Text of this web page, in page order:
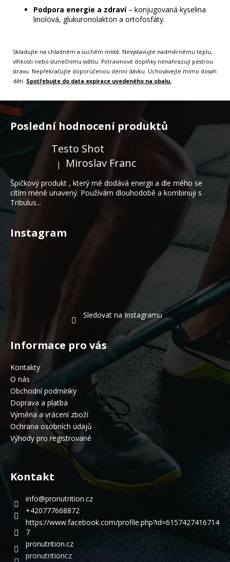
Podpora energie a zdraví – konjugovaná kyselina
linolová, glukuronolakton a ortofosfáty.
Skladujte na chladném a suchém místě. Nevystavujte nadměrnému teplu,
vlhkosti nebo slunečnímu světlu. Potravinové doplňky nenahrazují pestrou
stravu. Nepřekračujte doporučenou denní dávku. Uchovávejte mimo dosah
dětí. Spotřebujte do data expirace uvedeného na obalu.
Z
á
í
Poslední hodnocení produktů
Testo Shot
Hodnocení produktu je 5 z 5 hvězdiček.
| Miroslav Franc
Špičkový produkt , který mě dodává energii a dle mého se
cítím méně unavený. Používám dlouhodobě a kombinuji s
Tribulus...
Instagram
Sledovat na Instagramu
Informace pro vás
Kontakty
O nás
Obchodní podmínky
Doprava a platba
Výměna a vrácení zboží
Ochrana osobních údajů
Výhody pro registrované
Kontakt
info@pronutrition.cz
+420777668872
https://www.facebook.com/profile.php?id=6157427416714
7
pronutrition.cz
pronutritioncz